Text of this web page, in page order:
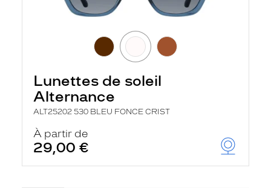
Lunettes de soleil
Alternance
ALT25202 530 BLEU FONCE CRIST
À partir de
29,00 €